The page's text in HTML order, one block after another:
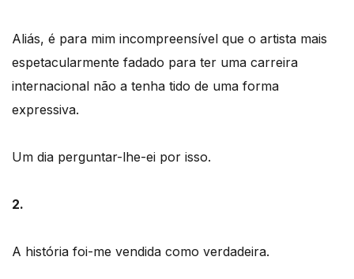
Aliás, é para mim incompreensível que o artista mais
espetacularmente fadado para ter uma carreira
internacional não a tenha tido de uma forma
expressiva.
Um dia perguntar-lhe-ei por isso.
2.
A história foi-me vendida como verdadeira.